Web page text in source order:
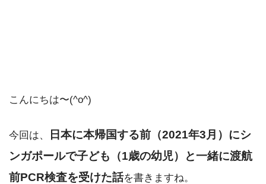
こんにちは〜(^o^)
今回は、
日本に本帰国する前（2021年3月）にシ
ンガポールで子ども（1歳の幼児）と一緒に渡航
前PCR検査を受けた話を書きますね。